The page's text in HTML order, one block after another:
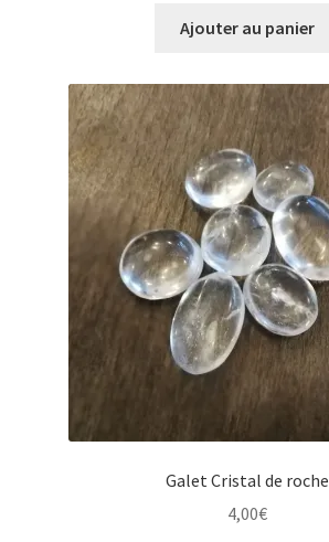
Ajouter au panier
Galet Cristal de roche
4,00€